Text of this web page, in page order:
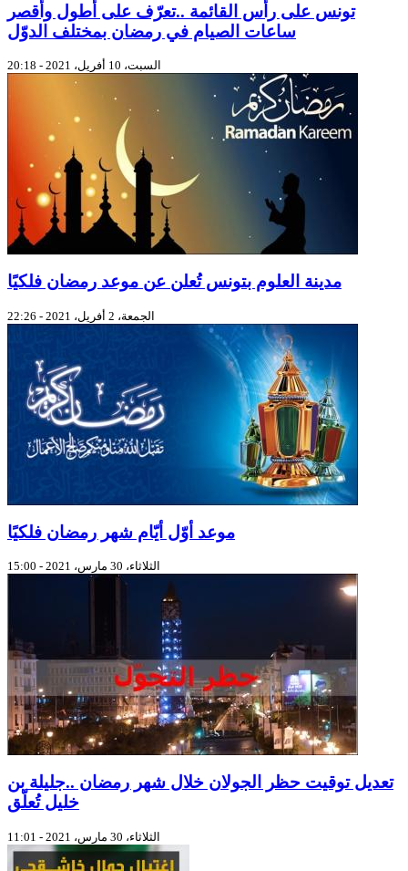
تونس على رأس القائمة ..تعرّف على أطول وأقصر
ساعات الصيام في رمضان بمختلف الدوّل
السبت، 10 أفريل، 2021 - 20:18
مدينة العلوم بتونس تُعلن عن موعد رمضان فلكيًا
الجمعة، 2 أفريل، 2021 - 22:26
موعد أوّل أيّام شهر رمضان فلكيًا
الثلاثاء، 30 مارس، 2021 - 15:00
تعديل توقيت حظر الجولان خلال شهر رمضان ..جليلة بن
خليل تُعلّق
الثلاثاء، 30 مارس، 2021 - 11:01